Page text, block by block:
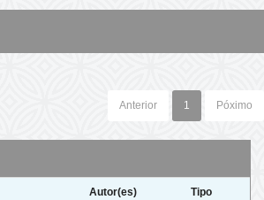
Anterior 1 Póximo
Autor(es) Tipo